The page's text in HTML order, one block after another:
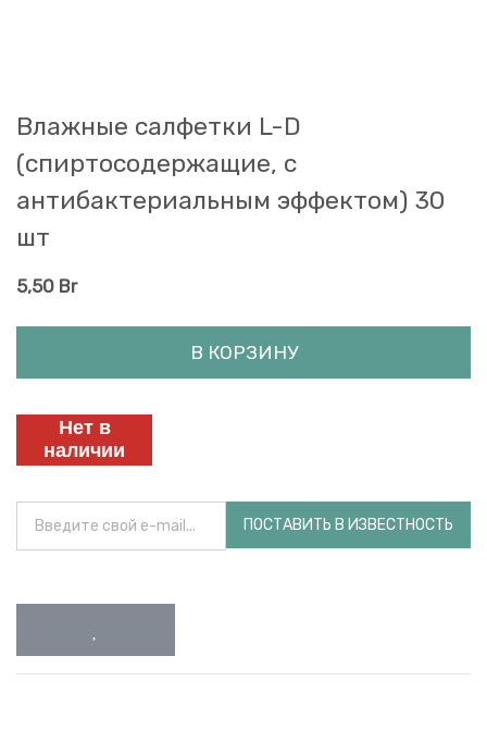
Влажные салфетки L-D
(спиртосодержащие, с
антибактериальным эффектом) 30
шт
5,50 Br
В КОРЗИНУ
Нет в
наличии
ПОСТАВИТЬ В ИЗВЕСТНОСТЬ